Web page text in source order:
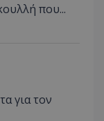
που...
για τον